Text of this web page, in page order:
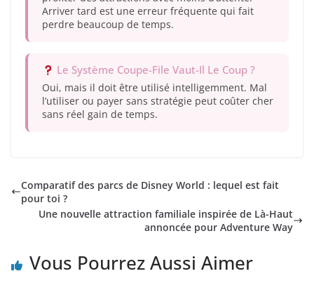
Arriver tard est une erreur fréquente qui fait
perdre beaucoup de temps.
Le Système Coupe-File Vaut-Il Le Coup ?
Oui, mais il doit être utilisé intelligemment. Mal
l’utiliser ou payer sans stratégie peut coûter cher
sans réel gain de temps.
Comparatif des parcs de Disney World : lequel est fait
pour toi ?
Une nouvelle attraction familiale inspirée de Là-Haut
annoncée pour Adventure Way
Vous Pourrez Aussi Aimer